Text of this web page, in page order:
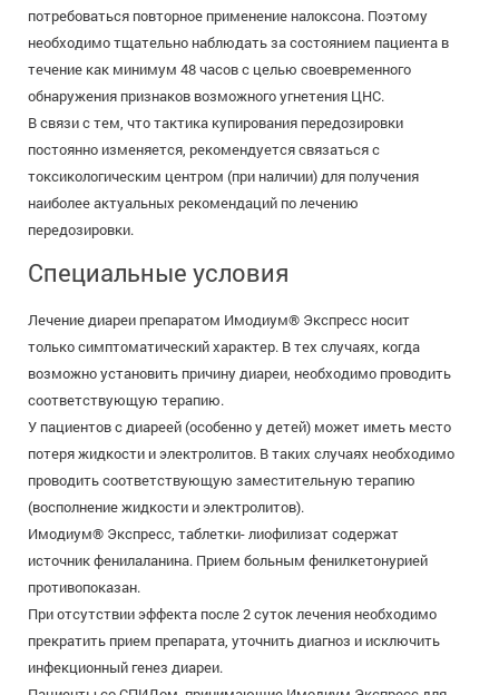
потребоваться повторное применение налоксона. Поэтому
необходимо тщательно наблюдать за состоянием пациента в
течение как минимум 48 часов с целью своевременного
обнаружения признаков возможного угнетения ЦНС.
В связи с тем, что тактика купирования передозировки
постоянно изменяется, рекомендуется связаться с
токсикологическим центром (при наличии) для получения
наиболее актуальных рекомендаций по лечению
передозировки.
Специальные условия
Лечение диареи препаратом Имодиум® Экспресс носит
только симптоматический характер. В тех случаях, когда
возможно установить причину диареи, необходимо проводить
соответствующую терапию.
У пациентов с диареей (особенно у детей) может иметь место
потеря жидкости и электролитов. В таких случаях необходимо
проводить соответствующую заместительную терапию
(восполнение жидкости и электролитов).
Имодиум® Экспресс, таблетки- лиофилизат содержат
источник фенилаланина. Прием больным фенилкетонурией
противопоказан.
При отсутствии эффекта после 2 суток лечения необходимо
прекратить прием препарата, уточнить диагноз и исключить
инфекционный генез диареи.